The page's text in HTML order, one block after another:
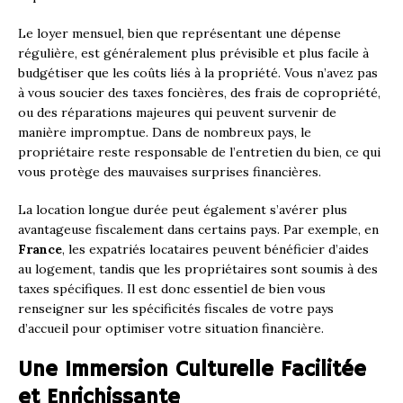
Le loyer mensuel, bien que représentant une dépense
régulière, est généralement plus prévisible et plus facile à
budgétiser que les coûts liés à la propriété. Vous n’avez pas
à vous soucier des taxes foncières, des frais de copropriété,
ou des réparations majeures qui peuvent survenir de
manière impromptue. Dans de nombreux pays, le
propriétaire reste responsable de l’entretien du bien, ce qui
vous protège des mauvaises surprises financières.
La location longue durée peut également s’avérer plus
avantageuse fiscalement dans certains pays. Par exemple, en
France, les expatriés locataires peuvent bénéficier d’aides
au logement, tandis que les propriétaires sont soumis à des
taxes spécifiques. Il est donc essentiel de bien vous
renseigner sur les spécificités fiscales de votre pays
d’accueil pour optimiser votre situation financière.
Une Immersion Culturelle Facilitée
et Enrichissante